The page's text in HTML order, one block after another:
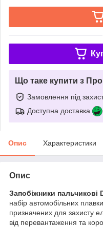
Що таке купити з
Замовлення під
Доступна доставка
Опис Характеристики
Опис
Запобіжники пальчикові
набір автомобільних
призначених для захисту
від перевантаження та